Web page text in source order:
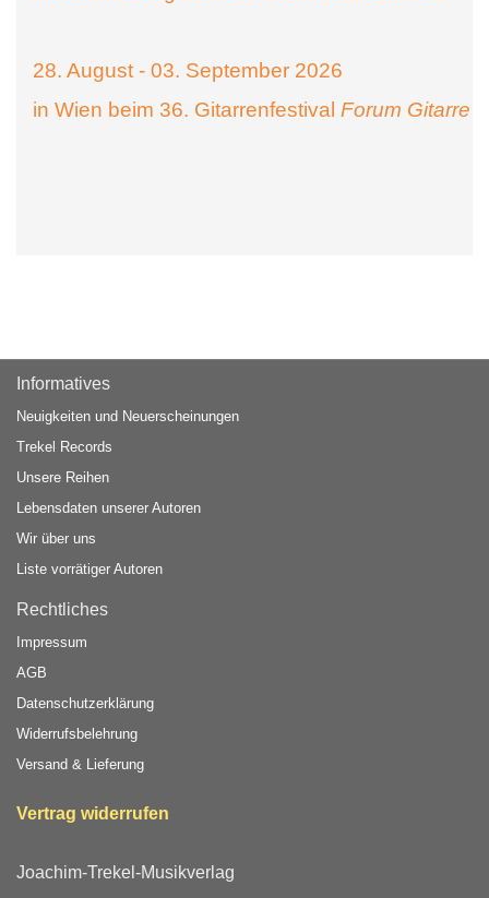
28. August - 03. September 2026
in Wien beim 36. Gitarrenfestival Forum Gitarre
Informatives
Neuigkeiten und Neuerscheinungen
Trekel Records
Unsere Reihen
Lebensdaten unserer Autoren
Wir über uns
Liste vorrätiger Autoren
Rechtliches
Impressum
AGB
Datenschutzerklärung
Widerrufsbelehrung
Versand & Lieferung
Vertrag widerrufen
Joachim-Trekel-Musikverlag